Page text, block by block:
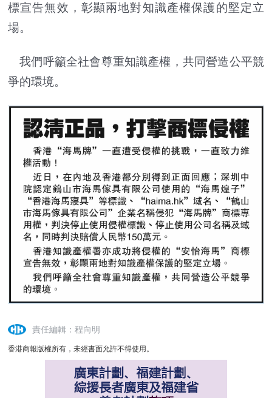
標宣告無效，彰顯兩地對知識產權保護的堅定立
場。
我們呼籲全社會尊重知識產權，共同營造公平競
爭的環境。
責任編輯：程向明
香港商報版權所有，未經書面允許不得使用。